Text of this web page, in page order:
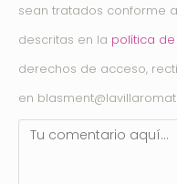
sean tratados conforme
descritas en la política
derechos de acceso,
en